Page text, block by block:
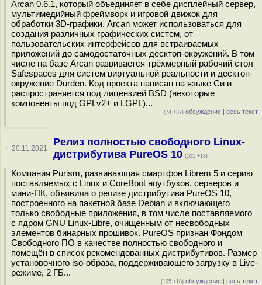
Arcan 0.6.1, который объединяет в себе дисплейный сервер,
мультимедийный фреймворк и игровой движок для
обработки 3D-графики. Arcan может использоваться для
создания различных графических систем, от
пользовательских интерфейсов для встраиваемых
приложений до самодостаточных десктоп-окружений. В том
числе на базе Arcan развивается трёхмерный рабочий стол
Safespaces для систем виртуальной реальности и десктоп-
окружение Durden. Код проекта написан на языке Си и
распространяется под лицензией BSD (некоторые
компоненты под GPLv2+ и LGPL)...
(74 +37) обсуждение | весь текст
· 20.11.2021
Релиз полностью свободного Linux-
дистрибутива PureOS 10 (105 +18)
Компания Purism, развивающая смартфон Librem 5 и серию
поставляемых с Linux и CoreBoot ноутбуков, серверов и
мини-ПК, объявила о релизе дистрибутива PureOS 10,
построенного на пакетной базе Debian и включающего
только свободные приложения, в том числе поставляемого
с ядром GNU Linux-Libre, очищенным от несвободных
элементов бинарных прошивок. PureOS признан Фондом
Свободного ПО в качестве полностью свободного и
помещён в список рекомендованных дистрибутивов. Размер
установочного iso-образа, поддерживающего загрузку в Live-
режиме, 2 ГБ...
(105 +18) обсуждение | весь текст